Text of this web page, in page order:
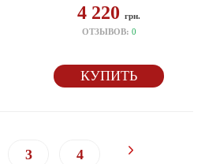
4 220грн.
ОТЗЫВОВ: 0
КУПИТЬ
3 4